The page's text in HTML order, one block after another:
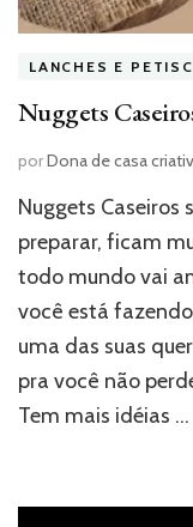
LANCHES E
Nuggets
porDona de casa
Nuggets Caseiros
preparar, ficam
todo mundo vai
você está
uma das suas
pra você não
Tem mais idéias …